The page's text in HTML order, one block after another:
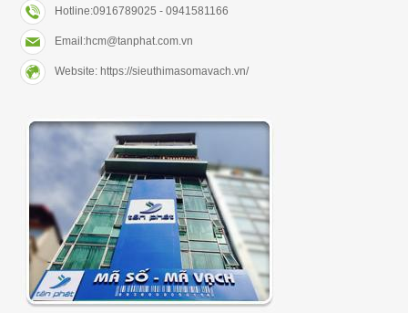
Hotline:0916789025 - 0941581166
Email:hcm@tanphat.com.vn
Website: https://sieuthimasomavach.vn/